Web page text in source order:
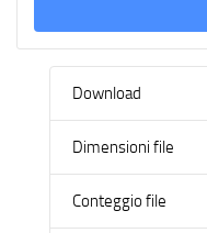
Download
Dimensioni file
Conteggio file